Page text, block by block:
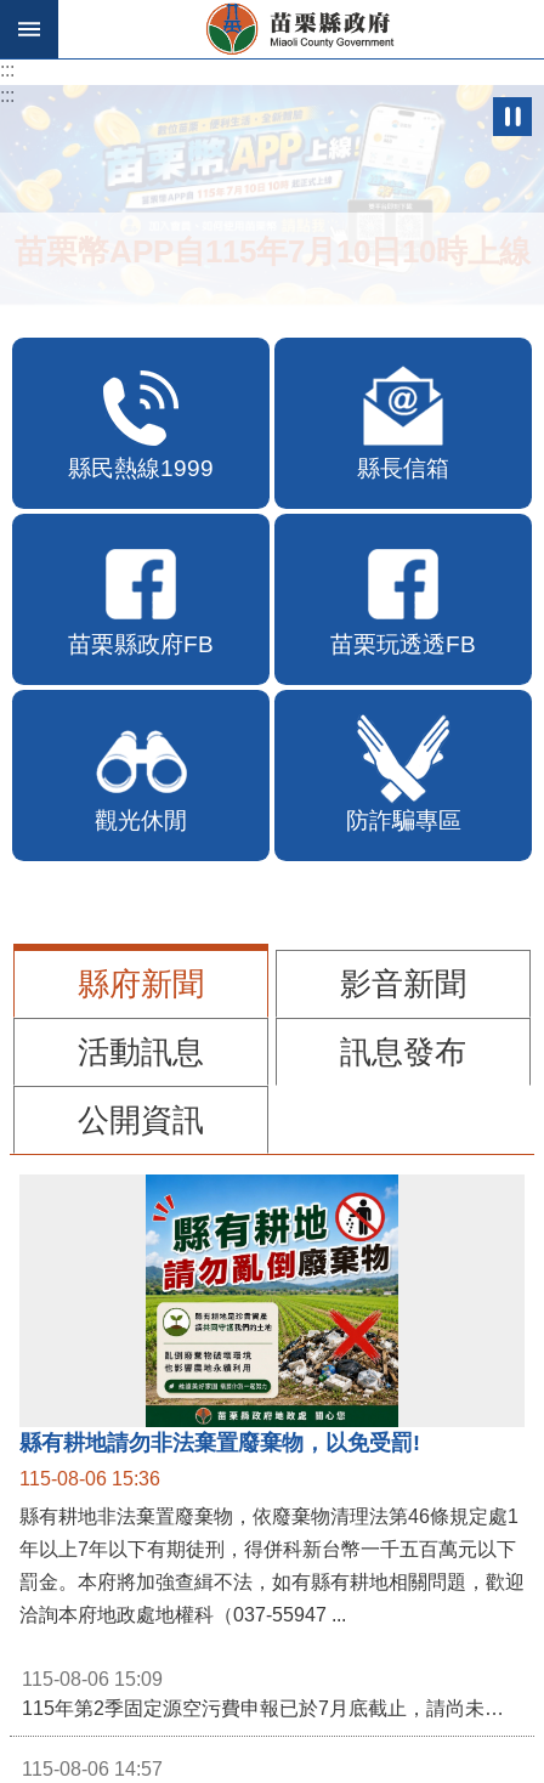
跳到主要內容區塊
:::
:::
苗栗幣APP自115年7月10日10時上線
縣民熱線1999 縣長信箱
苗栗縣政府FB 苗栗玩透透FB
觀光休閒 防詐騙專區
縣府新聞
影音新聞
活動訊息
訊息發布
公開資訊
縣有耕地請勿非法棄置廢棄物，以免受罰!
115-08-06 15:36
縣有耕地非法棄置廢棄物，依廢棄物清理法第46條規定處1
年以上7年以下有期徒刑，得併科新台幣一千五百萬元以下
罰金。本府將加強查緝不法，如有縣有耕地相關問題，歡迎
洽詢本府地政處地權科（037-55947 ...
115-08-06 15:09
115年第2季固定源空污費申報已於7月底截止，請尚未申報公私場所儘速完成申繳，以免面臨滯納金及罰鍰!
115-08-06 14:57